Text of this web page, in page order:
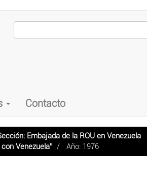
Contacto
Embajada de la ROU en Venezuela
Venezuela”
Año: 1976